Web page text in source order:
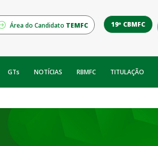
Área do Candidato TEMFC 19º CBMFC
GTs NOTÍCIAS RBMFC TITULAÇÃO